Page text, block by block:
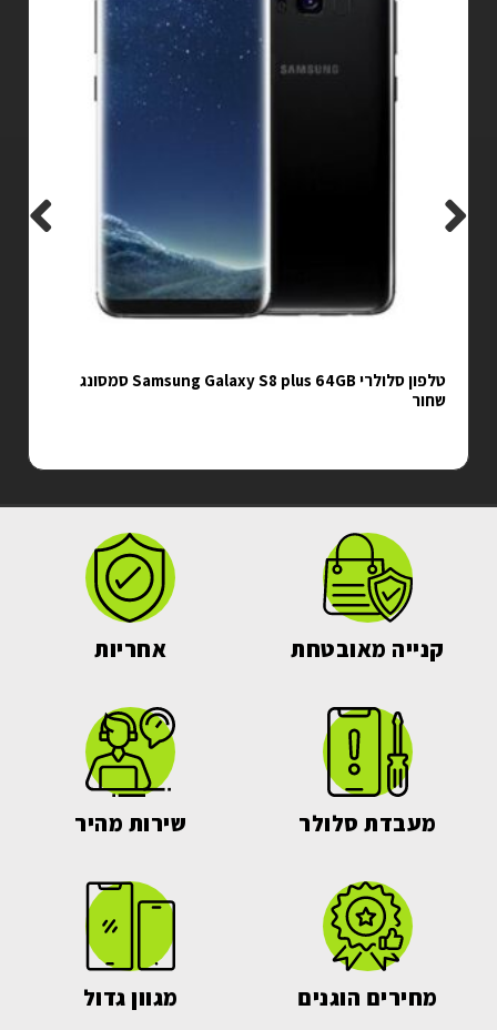
טלפון סלולרי Samsung Galaxy S21 Plus 5G SM-
קנייה מאובטחת אחריות
מעבדת סלולר שירות מהיר
מחירים הוגנים מגוון גדול